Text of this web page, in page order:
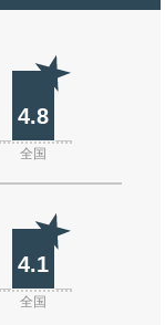
4.8
全国
4.1
全国